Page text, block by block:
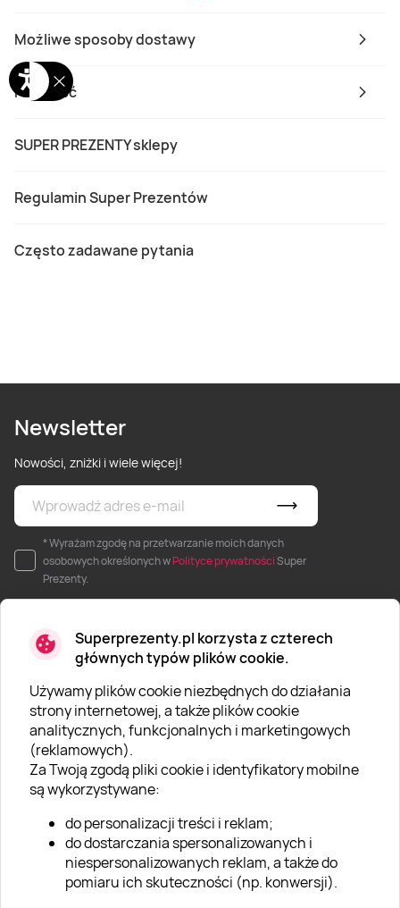
Superprezenty.pl korzysta z czterech
głównych typów plików cookie.
Używamy plików cookie niezbędnych do działania
strony internetowej, a także plików cookie
analitycznych, funkcjonalnych i marketingowych
(reklamowych).
Za Twoją zgodą pliki cookie i identyfikatory mobilne
są wykorzystywane:
do personalizacji treści i reklam;
do dostarczania spersonalizowanych i
niespersonalizowanych reklam, a także do
pomiaru ich skuteczności (np. konwersji).
Możliwe sposoby dostawy
Płatność
SUPER PREZENTY sklepy
Regulamin Super Prezentów
Często zadawane pytania
Newsletter
Nowości, zniżki i wiele więcej!
* Wyrażam zgodę na przetwarzanie moich danych
osobowych określonych wPolityce prywatnościSuper
Prezenty.
O SUPERPREZENTY
O nas
Aktualności
Kariera w Super Prezentach
Klub Lojalnościowy